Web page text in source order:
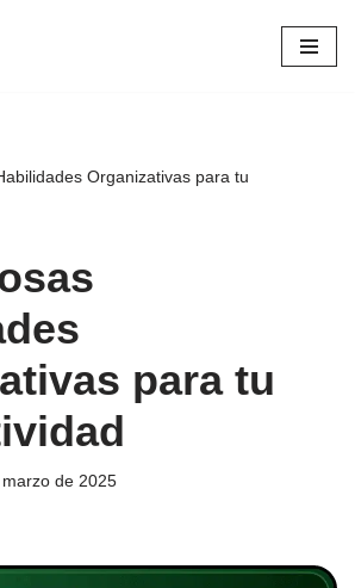
Organizativas para tu
para tu
de 2025